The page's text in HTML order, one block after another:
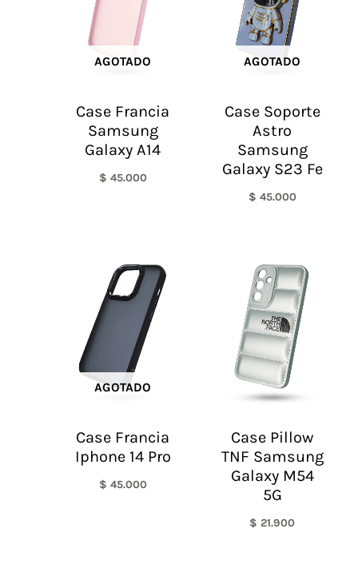
AGOTADO
Case Francia
Samsung
Galaxy A14
$ 45.000
AGOTADO
Case Soporte
Astro
Samsung
Galaxy S23 Fe
$ 45.000
AGOTADO
Case Francia
Iphone 14 Pro
$ 45.000
Case Pillow
TNF Samsung
Galaxy M54
5G
$ 21.900